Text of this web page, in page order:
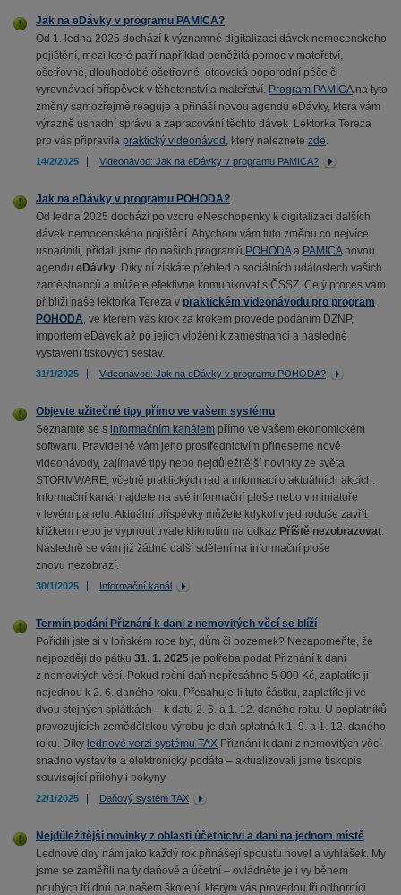
Jak na eDávky v programu PAMICA?
Od 1. ledna 2025 dochází k významné digitalizaci dávek nemocenského
pojištění, mezi které patří například peněžitá pomoc v mateřství,
ošetřovné, dlouhodobé ošetřovné, otcovská poporodní péče či
vyrovnávací příspěvek v těhotenství a mateřství. Program PAMICAna tyto
změny samozřejmě reaguje a přináší novou agendu eDávky, která vám
výrazně usnadní správu a zapracování těchto dávek. Lektorka Tereza
pro vás připravila praktický videonávod , který naleznete zde.
14/2/2025 Videonávod: Jak na eDávky v programu PAMICA?
Jak na eDávky v programu POHODA?
Od ledna 2025 dochází po vzoru eNeschopenky k digitalizaci dalších
dávek nemocenského pojištění. Abychom vám tuto změnu co nejvíce
usnadnili, přidali jsme do našich programů POHODAa PAMICAnovou
agendu eDávky. Díky ní získáte přehled o sociálních událostech vašich
zaměstnanců a můžete efektivně komunikovat s ČSSZ. Celý proces vám
přiblíží naše lektorka Tereza v praktickém videonávodu pro program
POHODA, ve kterém vás krok za krokem provede podáním DZNP,
importem eDávek až po jejich vložení k zaměstnanci a následné
vystavení tiskových sestav.
31/1/2025 Videonávod: Jak na eDávky v programu POHODA?
Objevte užitečné tipy přímo ve vašem systému
Seznamte se s informačním kanálem přímo ve vašem ekonomickém
softwaru. Pravidelně vám jeho prostřednictvím přineseme nové
videonávody, zajímavé tipy nebo nejdůležitější novinky ze světa
STORMWARE, včetně praktických rad a informací o aktuálních akcích.
Informační kanál najdete na své informační ploše nebo v miniatuře
v levém panelu. Aktuální příspěvky můžete kdykoliv jednoduše zavřít
křížkem nebo je vypnout trvale kliknutím na odkaz Příště nezobrazovat.
Následně se vám již žádné další sdělení na informační ploše
znovu nezobrazí.
30/1/2025 Informační kanál
Termín podání Přiznání k dani z nemovitých věcí se blíží
Pořídili jste si v loňském roce byt, dům či pozemek? Nezapomeňte, že
nejpozději do pátku 31. 1. 2025 je potřeba podat Přiznání k dani
z nemovitých věcí. Pokud roční daň nepřesáhne 5 000 Kč, zaplatíte ji
najednou k 2. 6. daného roku. Přesahuje-li tuto částku, zaplatíte ji ve
dvou stejných splátkách – k datu 2. 6. a 1. 12. daného roku. U poplatníků
provozujících zemědělskou výrobu je daň splatná k 1. 9. a 1. 12. daného
roku. Díky lednové verzi systému TAX Přiznání k dani z nemovitých věcí
snadno vystavíte a elektronicky podáte – aktualizovali jsme tiskopis,
související přílohy i pokyny.
22/1/2025 Daňový systém TAX
Nejdůležitější novinky z oblasti účetnictví a daní na jednom místě
Lednové dny nám jako každý rok přinášejí spoustu novel a vyhlášek. My
jsme se zaměřili na ty daňové a účetní – ovládněte je i vy během
pouhých tří dnů na našem školení, kterým vás provedou tři odborníci